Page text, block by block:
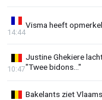
Visma heeft
14:44
Justine Ghekiere
"Twee bidons..."
10:47
Bakelants ziet